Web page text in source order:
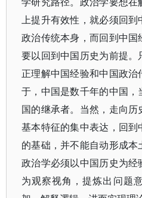
学研究路径。政治学要想在
上提升有效性，就必须回
政治传统本身，而回到中国
要以回到中国历史为前提
正理解中国经验和中国政治
于，中国是数千年的中国
国的继承者。当然，走向
基本特征的集中表达，回到
的基础，并不能自动形成本
政治学必须以中国历史为
为观察视角，提炼出问题